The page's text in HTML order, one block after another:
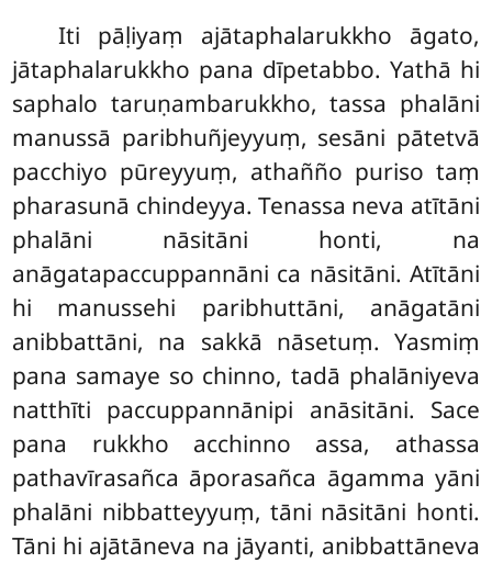
Iti pāḷiyaṃ ajātaphalarukkho āgato,
jātaphalarukkho pana dīpetabbo. Yathā hi
saphalo taruṇambarukkho, tassa phalāni
manussā paribhuñjeyyuṃ, sesāni pātetvā
pacchiyo pūreyyuṃ, athañño puriso taṃ
pharasunā chindeyya. Tenassa neva atītāni
phalāni nāsitāni honti, na
anāgatapaccuppannāni ca nāsitāni. Atītāni
hi manussehi paribhuttāni, anāgatāni
anibbattāni, na sakkā nāsetuṃ. Yasmiṃ
pana samaye so chinno, tadā phalāniyeva
natthīti paccuppannānipi anāsitāni. Sace
pana rukkho acchinno assa, athassa
pathavīrasañca āporasañca āgamma yāni
phalāni nibbatteyyuṃ, tāni nāsitāni honti.
Tāni hi ajātāneva na jāyanti, anibbattāneva